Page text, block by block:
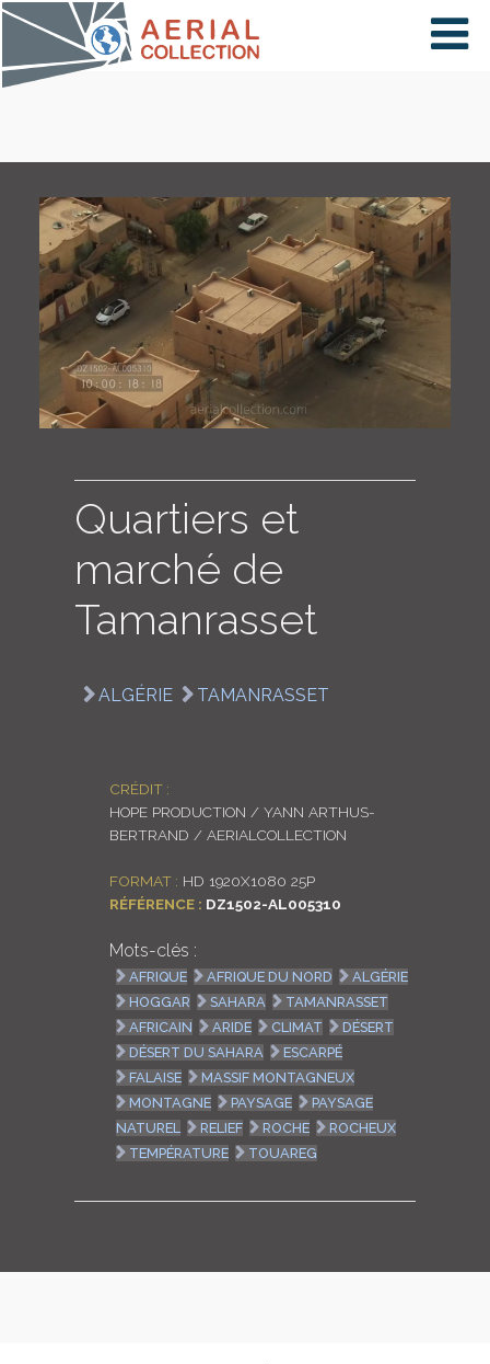
×
PAYS
CARTE
COLLECTIONS
Quartiers et
marché de
Tamanrasset
ALGÉRIE TAMANRASSET
CRÉDIT :
HOPE PRODUCTION / YANN ARTHUS-
BERTRAND / AERIALCOLLECTION
FORMAT : HD 1920X1080 25P
RÉFÉRENCE : DZ1502-AL005310
Mots-clés :
AFRIQUE AFRIQUE DU NORD
ALGÉRIE
HOGGAR
SAHARA
TAMANRASSET
AFRICAIN
ARIDE CLIMAT
DÉSERT
DÉSERT DU SAHARA
ESCARPÉ
FALAISE
MASSIF MONTAGNEUX
MONTAGNE
PAYSAGE
PAYSAGE
NATUREL
RELIEF ROCHE
ROCHEUX
TEMPÉRATURE
TOUAREG